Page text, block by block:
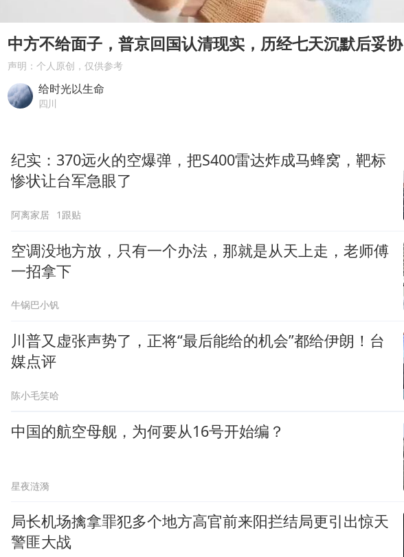
女孩摆摊卖菌子时收到北大通知书
国防部回应日本试射“战斧”导弹
东方之约 相约未来
中方不给面子，普京回国认清现实，历经七天沉默后妥协
声明：个人原创，仅供参考
给时光以生命
四川
纪实：370远火的空爆弹，把S400雷达炸成马蜂窝，靶标
惨状让台军急眼了
阿离家居 1跟贴
空调没地方放，只有一个办法，那就是从天上走，老师傅
一招拿下
牛锅巴小钒
川普又虚张声势了，正将“最后能给的机会”都给伊朗！台
媒点评
陈小毛笑哈
中国的航空母舰，为何要从16号开始编？
星夜涟漪
局长机场擒拿罪犯多个地方高官前来阳拦结局更引出惊天
警匪大战